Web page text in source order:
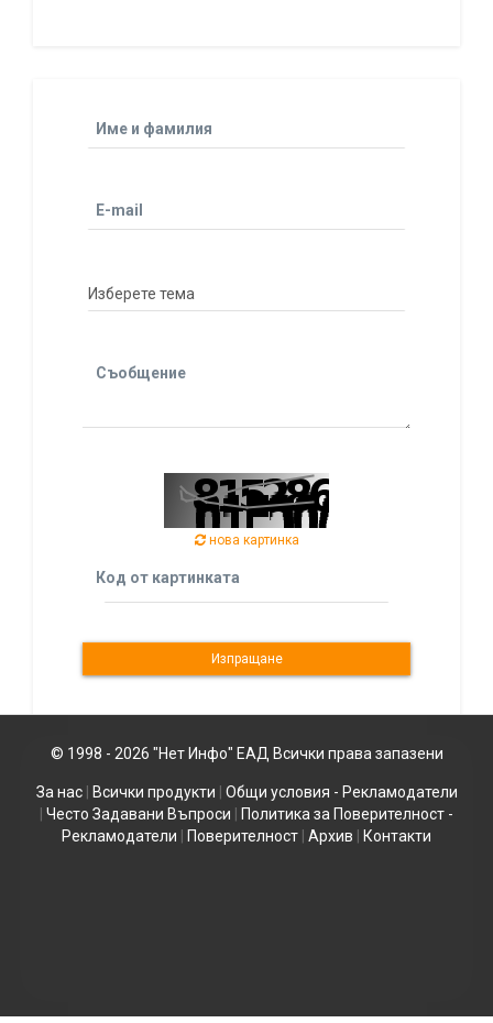
Име и фамилия
E-mail
Съобщение
нова картинка
Код от картинката
© 1998 - 2026 "Нет Инфо" ЕАД Всички права запазени
За нас| Всички продукти
Общи условия - Рекламодатели
Често Задавани Въпроси
Политика за Поверителност -
Рекламодатели
Поверителност Архив Контакти